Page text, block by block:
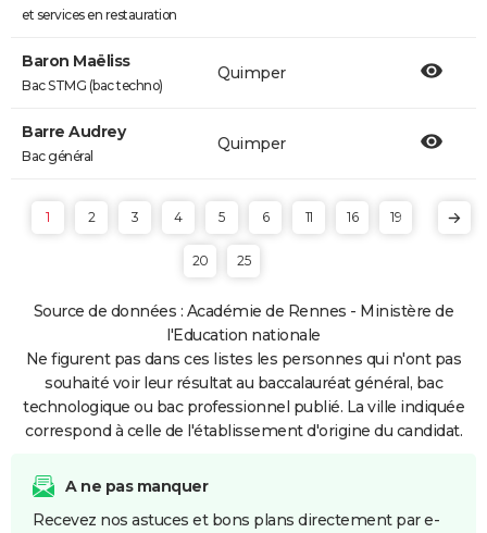
et services en restauration
Baron Maëliss
Bac STMG (bac techno)
Quimper
Barre Audrey
Bac général
Quimper
1 2 3 4 5 6 11 16 19
20 25
Source de données : Académie de Rennes - Ministère de
l'Education nationale
Ne figurent pas dans ces listes les personnes qui n'ont pas
souhaité voir leur résultat au baccalauréat général, bac
technologique ou bac professionnel publié. La ville indiquée
correspond à celle de l'établissement d'origine du candidat.
A ne pas manquer
Recevez nos astuces et bons plans directement par e-